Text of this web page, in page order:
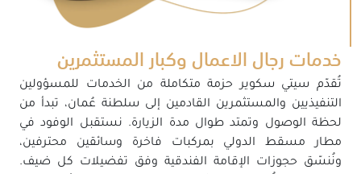
خدمات رجال الاعمال وكبار المستثمرين
تُقدّم سيتي سكوير حزمة متكاملة من الخدمات للمسؤولين
التنفيذيين والمستثمرين القادمين إلى سلطنة عُمان، تبدأ من
لحظة الوصول وتمتد طوال مدة الزيارة. نستقبل الوفود في
مطار مسقط الدولي بمركبات فاخرة وسائقين محترفين،
ونُنسّق حجوزات الإقامة الفندقية وفق تفضيلات كل ضيف.